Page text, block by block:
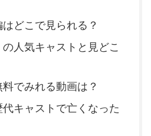
どこで見られる？
の人気キャストと見どこ
でみれる動画は？
キャストで亡くなった